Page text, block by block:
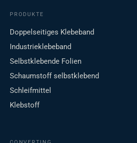
PRODUKTE
Doppelseitiges Klebeband
Industrieklebeband
Selbstklebende Folien
Schaumstoff selbstklebend
Schleifmittel
Klebstoff